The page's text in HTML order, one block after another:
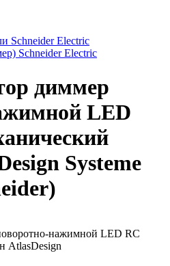
Schneider Electric
Schneider Electric
диммер
LED
Systeme